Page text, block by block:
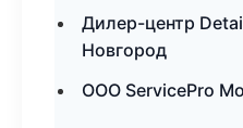
Дилер-центр
Новгород
ООО ServicePro